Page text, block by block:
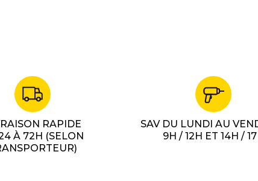
RAPIDE
À 72H (SELON
SAV DU LUNDI AU
9H / 12H ET 14H /